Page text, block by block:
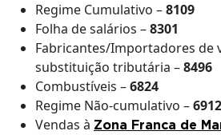
Regime Cumulativo –8109
Folha de salários –8301
Fabricantes/Importadores de
substituição tributária –8496
Combustíveis –6824
Regime Não-cumulativo –6912
Vendas à Zona Franca de